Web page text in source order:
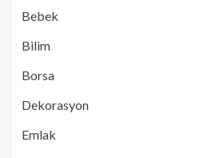
Bebek
Bilim
Borsa
Dekorasyon
Emlak